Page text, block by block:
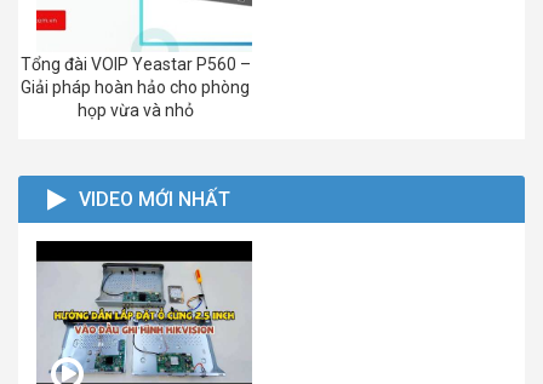
Tổng đài VOIP Yeastar P560 –
Giải pháp hoàn hảo cho phòng
họp vừa và nhỏ
VIDEO MỚI NHẤT